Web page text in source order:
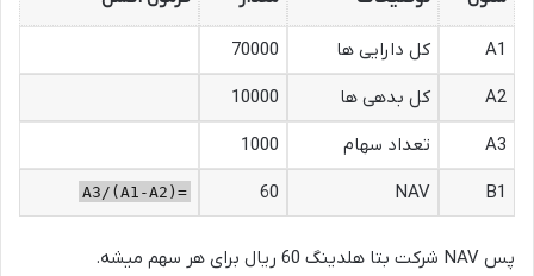
A1 کل دارایی ها
70000
A2
کل بدهی ها
10000
A3
تعداد سهام
1000
B1
NAV
60
=(A1-A2)/A3
پس NAV شرکت بتا هلدینگ 60 ریال برای هر سهم میشه.